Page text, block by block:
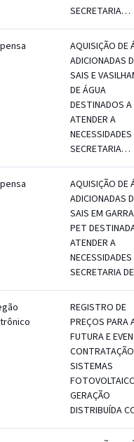
SECRETARIA…
AQUISIÇÃO DE
ADICIONADAS
SAIS E
DE ÁGUA
DESTINADOS A
ATENDER A
SECRETARIA…
AQUISIÇÃO DE
ADICIONADAS
SAIS EM
PET
ATENDER A
SECRETARIA
REGISTRO DE
PREÇOS PARA
FUTURA E
SISTEMAS
GERAÇÃO
DISTRIBUÍDA